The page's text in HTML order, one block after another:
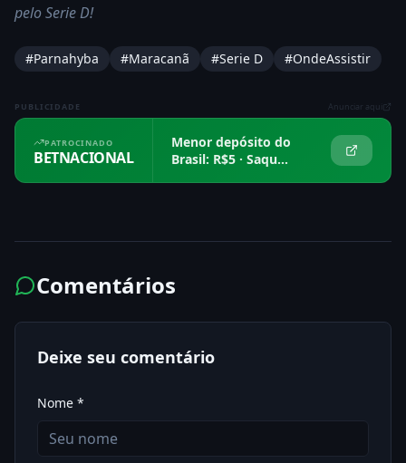
pelo Serie D!
#Parnahyba #Maracanã #Serie D #OndeAssistir
PUBLICIDADE Anunciar aqui
PATROCINADO
BETNACIONAL
Menor depósito do
Brasil: R$5 · Saque
Comentários
Deixe seu comentário
Nome *